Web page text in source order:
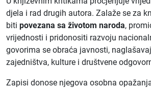
djela i rad drugih autora. Zalaže se za
biti povezana sa životom naroda,
vrijednosti i pridonositi razvoju
govorima se obraća javnosti,
zajedništva, kulture i društvene
Zapisi donose njegova osobna